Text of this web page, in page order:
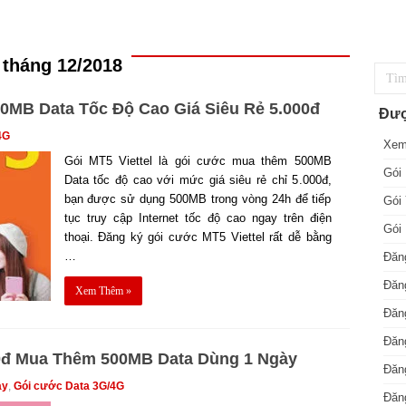
12/2018
Data Tốc Độ Cao Giá Siêu Rẻ 5.000đ
Gói MT5 Viettel là gói cước mua thêm 500MB
Data tốc độ cao với mức giá siêu rẻ chỉ 5.000đ,
bạn được sử dụng 500MB trong vòng 24h để tiếp
tục truy cập Internet tốc độ cao ngay trên điện
thoại. Đăng ký gói cước MT5 Viettel rất dễ bằng
…
Xem Thêm »
Mua Thêm 500MB Data Dùng 1 Ngày
, Gói cước Data 3G/4G
Gói
Gói
Gói